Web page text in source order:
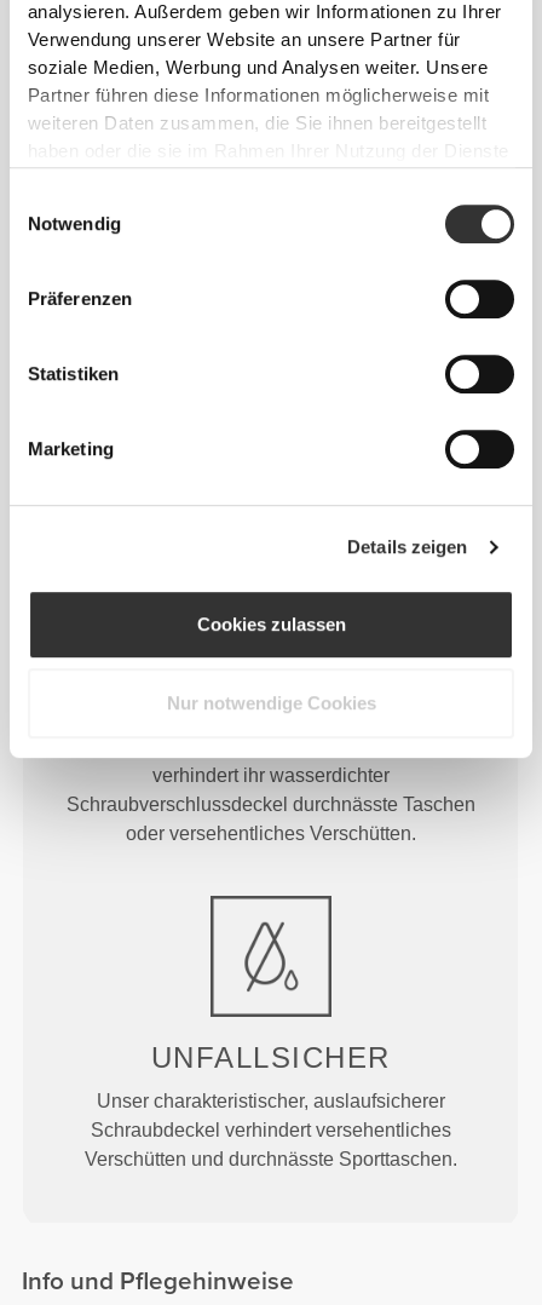
analysieren. Außerdem geben wir Informationen zu Ihrer
Verwendung unserer Website an unsere Partner für
soziale Medien, Werbung und Analysen weiter. Unsere
Partner führen diese Informationen möglicherweise mit
weiteren Daten zusammen, die Sie ihnen bereitgestellt
haben oder die sie im Rahmen Ihrer Nutzung der Dienste
Notwendig
Präferenzen
Statistiken
Marketing
Details zeigen
Cookies zulassen
Nur notwendige Cookies
€14.99
Stratos Shaker
€14.99
Hydra 1.0L Crystal Bottle
Produktdetails
Die Hydra Trinkflasche besteht aus langlebigem,
verhindert ihr wasserdichter
Schraubverschlussdeckel durchnässte Taschen
oder versehentliches Verschütten.
UNFALLSICHER
Unser charakteristischer, auslaufsicherer
Schraubdeckel verhindert versehentliches
Verschütten und durchnässte Sporttaschen.
Info und Pflegehinweise